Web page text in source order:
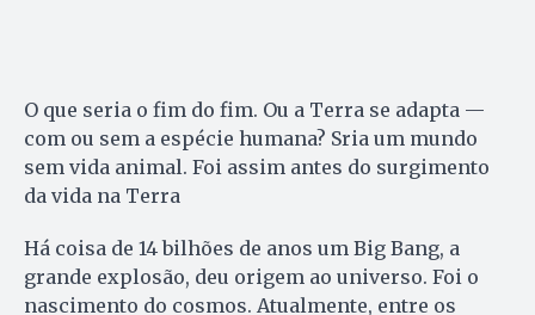
O que seria o fim do fim. Ou a Terra se adapta —
com ou sem a espécie humana? Sria um mundo
sem vida animal. Foi assim antes do surgimento
da vida na Terra
Há coisa de 14 bilhões de anos um Big Bang, a
grande explosão, deu origem ao universo. Foi o
nascimento do cosmos. Atualmente, entre os